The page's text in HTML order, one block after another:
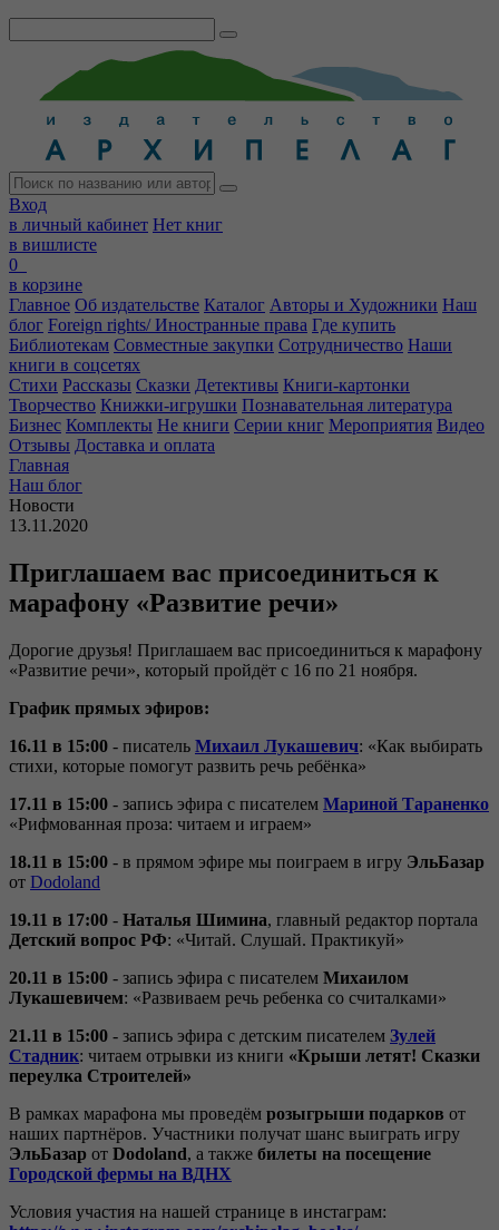
Вход
в личный кабинет Нет книг
в вишлисте
0
в корзине
Главное Об издательстве Каталог Авторы и Художники Наш
блог Foreign rights/ Иностранные права Где купить
Библиотекам Совместные закупки Сотрудничество Наши
книги в соцсетях
Стихи Рассказы Сказки Детективы Книги-картонки
Творчество Книжки-игрушки Познавательная литература
Бизнес Комплекты Не книги Серии книг Мероприятия Видео
Отзывы Доставка и оплата
Главная
Наш блог
Новости
13.11.2020
Приглашаем вас присоединиться к
марафону «Развитие речи»
Дорогие друзья! Приглашаем вас присоединиться к марафону
«Развитие речи», который пройдёт с 16 по 21 ноября.
График прямых эфиров:
16.11 в 15:00 - писатель Михаил Лукашевич: «Как выбирать
стихи, которые помогут развить речь ребёнка»
17.11 в 15:00 - запись эфира с писателем Мариной Тараненко
«Рифмованная проза: читаем и играем»
18.11 в 15:00 - в прямом эфире мы поиграем в игру ЭльБазар
от Dodoland
19.11 в 17:00 - Наталья Шимина, главный редактор портала
Детский вопрос РФ: «Читай. Слушай. Практикуй»
20.11 в 15:00 - запись эфира с писателем Михаилом
Лукашевичем: «Развиваем речь ребенка со считалками»
21.11 в 15:00 - запись эфира с детским писателем Зулей
Стадник: читаем отрывки из книги «Крыши летят! Сказки
переулка Строителей»
В рамках марафона мы проведём розыгрыши подарков от
наших партнёров. Участники получат шанс выиграть игру
ЭльБазар от Dodoland, а также билеты на посещение
Городской фермы на ВДНХ
Условия участия на нашей странице в инстаграм: